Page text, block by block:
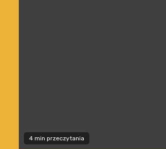
4 min przeczytania